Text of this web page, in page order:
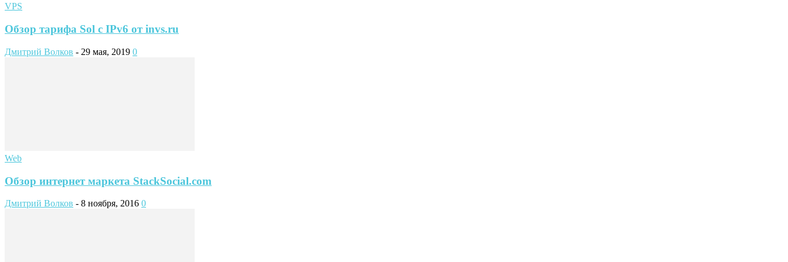
VPS
Обзор тарифа Sol с IPv6 от invs.ru
Дмитрий Волков - 29 мая, 2019 0
Web
Обзор интернет маркета StackSocial.com
Дмитрий Волков - 8 ноября, 2016 0